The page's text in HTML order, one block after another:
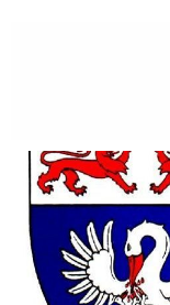
content